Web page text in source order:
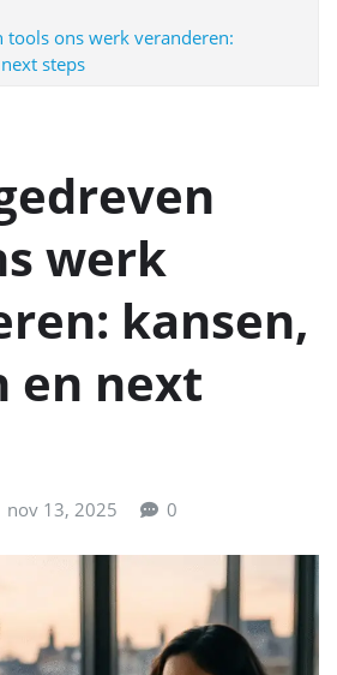
tools ons werk veranderen:
steps
werk
kansen,
en next
nov 13, 2025 0